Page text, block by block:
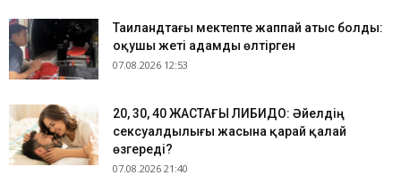
Таиландтағы мектепте жаппай атыс болды:
оқушы жеті адамды өлтірген
07.08.2026 12:53
​20, 30, 40 ЖАСТАҒЫ ЛИБИДО: Әйелдің
сексуалдылығы жасына қарай қалай
өзгереді?
07.08.2026 21:40